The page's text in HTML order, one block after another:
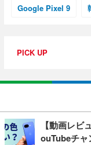
Google Pixel 9
PICK UP
【動画レ
ouTubeチャ